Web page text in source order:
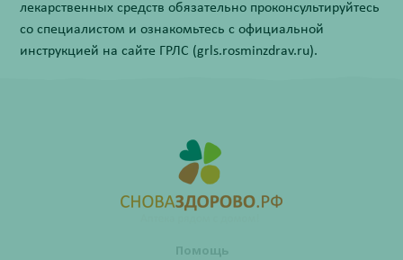
лекарственных средств обязательно проконсультируйтесь
со специалистом и ознакомьтесь с официальной
инструкцией на сайте ГРЛС (grls.rosminzdrav.ru).
Помощь